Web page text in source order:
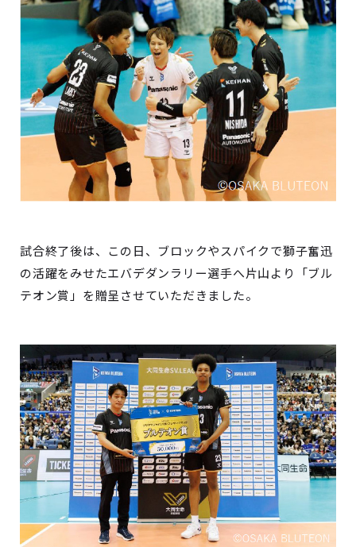
試合終了後は、この日、ブロックやスパイクで獅子奮迅
の活躍をみせたエバデダンラリー選手へ片山より「ブル
テオン賞」を贈呈させていただきました。